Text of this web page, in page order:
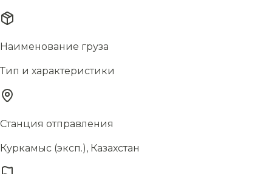
Наименование груза
Тип и характеристики
Станция отправления
Куркамыс (эксп.), Казахстан